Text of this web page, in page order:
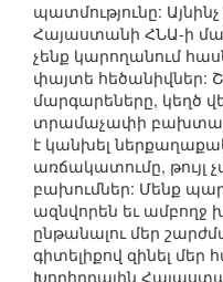
պատմությունը:
Հայաստանի ՀՆԱ-ի
չենք կարողանում
փայտե հեծանիվներ:
մարգարեները, կեղծ
տրամաչափի
է կանխել
առճակատումը,
բախումներ: Մենք
ազնվորեն եւ ամբողջ
ընթանալու մեր
գիտելիքով զինել
Խորհրդային